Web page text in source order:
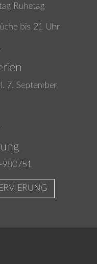
Ruhetag
bis 21 Uhr
7. September
980751